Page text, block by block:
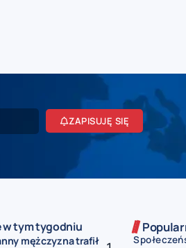
ZAPISUJĘ SIĘ
tym tygodniu
mężczyzna trafił